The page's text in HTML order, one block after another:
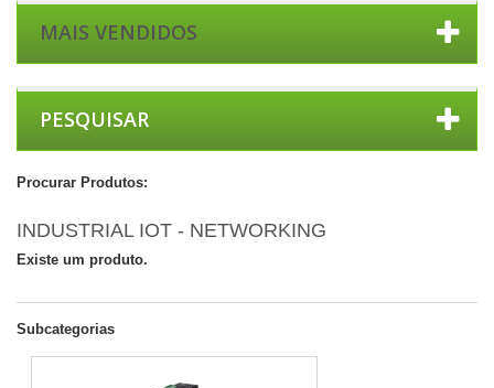
MAIS VENDIDOS
PESQUISAR
Procurar Produtos:
INDUSTRIAL IOT - NETWORKING
Existe um produto.
Subcategorias